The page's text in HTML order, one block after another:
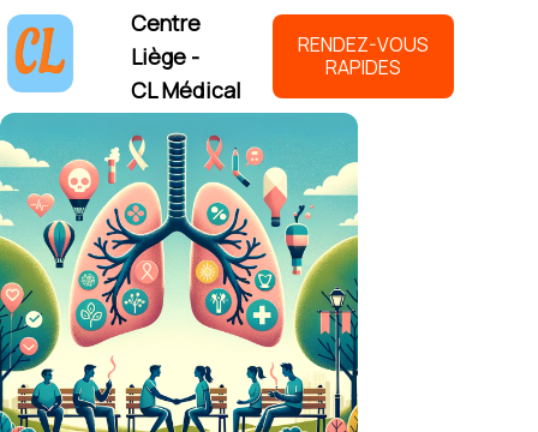
Centre
Liège -
CL Médical
RENDEZ-VOUS
RAPIDES